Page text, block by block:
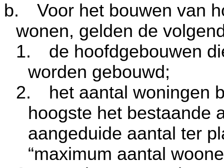
b.
Voor het bouwen van
wonen, gelden de
1.
de hoofdgebouwen
worden gebouwd;
2.
het aantal woningen
hoogste het bestaande
aangeduide aantal ter
“maximum aantal